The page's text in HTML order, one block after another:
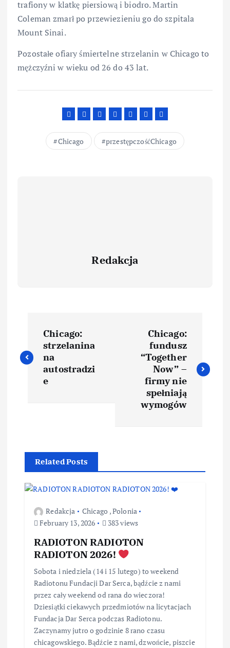
trafiony w klatkę piersiową i biodro. Martin
Coleman zmarł po przewiezieniu go do szpitala
Mount Sinai.
Pozostałe ofiary śmiertelne strzelanin w Chicago to
mężczyźni w wieku od 26 do 43 lat.
Chicago przestępczośćChicago
Redakcja
Chicago:
strzelanina
na
autostradzi
e
Chicago:
fundusz
“Together
Now” –
firmy nie
spełniają
wymogów
Related Posts
Redakcja Chicago ,Polonia
February 13, 2026
383 views
RADIOTON RADIOTON
RADIOTON 2026!
Sobota i niedziela (14 i 15 lutego) to weekend
Radiotonu Fundacji Dar Serca, bądźcie z nami
przez cały weekend od rana do wieczora!
Dziesiątki ciekawych przedmiotów na licytacjach
Fundacja Dar Serca podczas Radiotonu.
Zaczynamy jutro o godzinie 8 rano czasu
chicagowskiego. Bądźcie z nami, dzwońcie, piszcie